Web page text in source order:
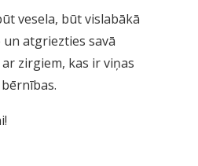
vesela, būt vislabākā
un atgriezties savā
zirgiem, kas ir viņas